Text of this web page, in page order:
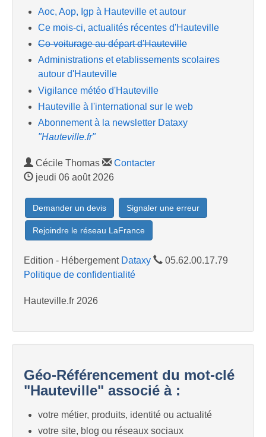
Aoc, Aop, Igp à Hauteville et autour
Ce mois-ci, actualités récentes d'Hauteville
Co-voiturage au départ d'Hauteville
Administrations et etablissements scolaires
autour d'Hauteville
Vigilance météo d'Hauteville
Hauteville à l'international sur le web
Abonnement à la newsletter Dataxy
"Hauteville.fr"
Cécile Thomas
Contacter
jeudi 06 août 2026
Demander un devis Signaler une erreur
Rejoindre le réseau LaFrance
Edition - Hébergement Dataxy
05.62.00.17.79
Politique de confidentialité
Hauteville.fr 2026
Géo-Référencement du mot-clé
"Hauteville" associé à :
votre métier, produits, identité ou actualité
votre site, blog ou réseaux sociaux